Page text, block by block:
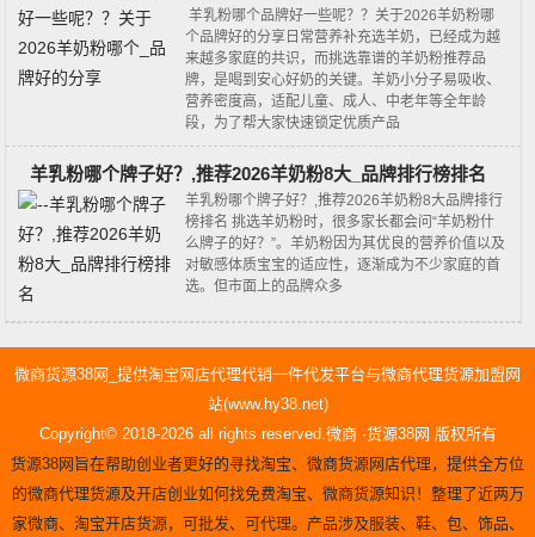
羊乳粉哪个品牌好一些呢？？关于2026羊奶粉哪
个品牌好的分享日常营养补充选羊奶，已经成为越
来越多家庭的共识，而挑选靠谱的羊奶粉推荐品
牌，是喝到安心好奶的关键。羊奶小分子易吸收、
营养密度高，适配儿童、成人、中老年等全年龄
段，为了帮大家快速锁定优质产品
羊乳粉哪个牌子好？,推荐2026羊奶粉8大_品牌排行榜排名
羊乳粉哪个牌子好？,推荐2026羊奶粉8大品牌排行
榜排名 挑选羊奶粉时，很多家长都会问“羊奶粉什
么牌子的好？”。羊奶粉因为其优良的营养价值以及
对敏感体质宝宝的适应性，逐渐成为不少家庭的首
选。但市面上的品牌众多
微商货源38网_提供淘宝网店代理代销一件代发平台与微商代理货源加盟网
站(www.hy38.net)
Copyright© 2018-2026 all rights reserved.微商 ·货源38网 版权所有
货源38网旨在帮助创业者更好的寻找淘宝、微商货源网店代理，提供全方位
的微商代理货源及开店创业如何找免费淘宝、微商货源知识！整理了近两万
家微商、淘宝开店货源，可批发、可代理。产品涉及服装、鞋、包、饰品、